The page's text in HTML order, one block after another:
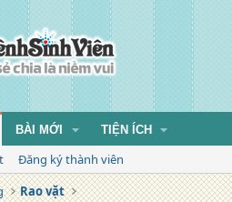
BÀI MỚI TIỆN ÍCH
Đăng ký thành viên
Rao vặt